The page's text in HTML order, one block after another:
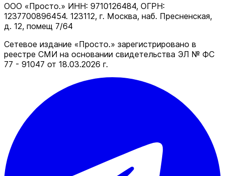
ООО «Просто.» ИНН: 9710126484, ОГРН:
1237700896454. 123112, г. Москва, наб. Пресненская,
д. 12, помещ 7/64
Сетевое издание «Просто.» зарегистрировано в
реестре СМИ на основании свидетельства ЭЛ № ФС
77 - 91047 от 18.03.2026 г.